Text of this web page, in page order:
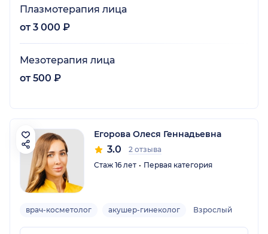
Плазмотерапия лица
от 3 000 ₽
Мезотерапия лица
от 500 ₽
Егорова Олеся Геннадьевна
3.0
2 отзыва
Стаж 16 лет
Первая категория
врач-косметолог акушер-гинеколог Взрослый